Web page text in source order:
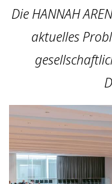
Die HANNAH
aktuelles